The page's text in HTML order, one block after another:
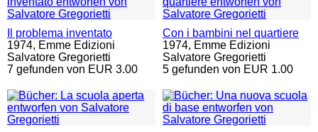
Il problema inventato
1974, Emme Edizioni
Salvatore Gregorietti
7 gefunden von EUR 3.00
Con i bambini nel quartiere
1974, Emme Edizioni
Salvatore Gregorietti
5 gefunden von EUR 1.00